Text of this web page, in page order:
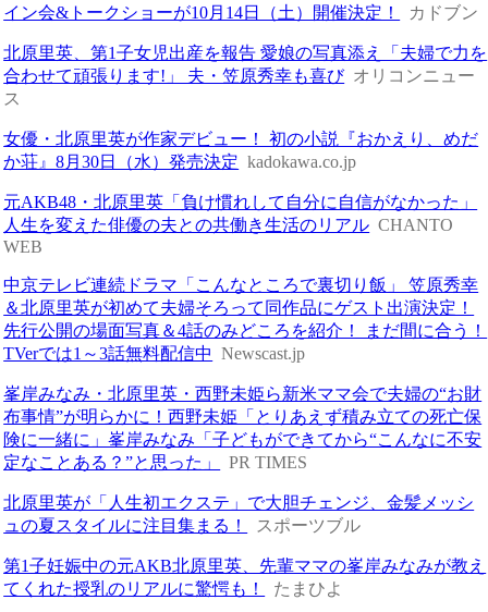
イン会&トークショーが10月14日（土）開催決定！
カドブン
北原里英、第1子女児出産を報告 愛娘の写真添え「夫婦で力を
合わせて頑張ります!」 夫・笠原秀幸も喜び オリコンニュー
ス
女優・北原里英が作家デビュー！ 初の小説『おかえり、めだ
か荘』8月30日（水）発売決定 kadokawa.co.jp
元AKB48・北原里英「負け慣れして自分に自信がなかった」
人生を変えた俳優の夫との共働き生活のリアル CHANTO
WEB
中京テレビ連続ドラマ「こんなところで裏切り飯」 笠原秀幸
＆北原里英が初めて夫婦そろって同作品にゲスト出演決定！
先行公開の場面写真＆4話のみどころを紹介！ まだ間に合う！
TVerでは1～3話無料配信中 Newscast.jp
峯岸みなみ・北原里英・西野未姫ら新米ママ会で夫婦の“お財
布事情”が明らかに！西野未姫「とりあえず積み立ての死亡保
険に一緒に」峯岸みなみ「子どもができてから“こんなに不安
定なことある？”と思った」
PR TIMES
北原里英が「人生初エクステ」で大胆チェンジ、金髪メッシ
ュの夏スタイルに注目集まる！
スポーツブル
第1子妊娠中の元AKB北原里英、先輩ママの峯岸みなみが教え
てくれた授乳のリアルに驚愕も！
たまひよ